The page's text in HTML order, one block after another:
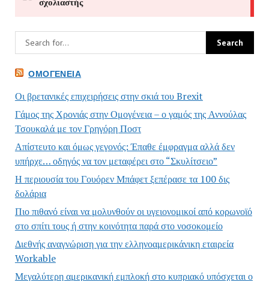
ΟΜΟΓΈΝΕΙΑ
Οι βρετανικές επιχειρήσεις στην σκιά του Brexit
Γάμος της Χρονιάς στην Ομογένεια – ο γαμός της Αννούλας
Τσουκαλά με τον Γρηγόρη Ποστ
Απίστευτο και όμως γεγονός: Έπαθε έμφραγμα αλλά δεν
υπήρχε… οδηγός να τον μεταφέρει στο “Σκυλίτσειο”
Η περιουσία του Γουόρεν Μπάφετ ξεπέρασε τα 100 δις
δολάρια
Πιο πιθανό είναι να μολυνθούν οι υγειονομικοί από κορωνοϊό
στο σπίτι τους ή στην κοινότητα παρά στο νοσοκομείο
Διεθνής αναγνώριση για την ελληνοαμερικάνικη εταιρεία
Workable
Μεγαλύτερη αμερικανική εμπλοκή στο κυπριακό υπόσχεται ο